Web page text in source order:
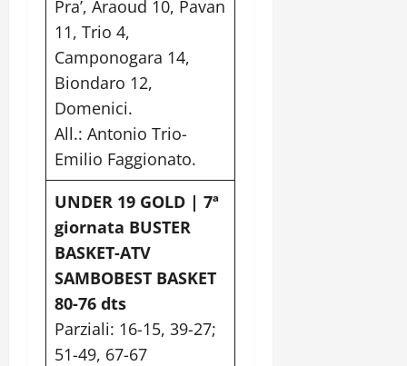
Pra’, Araoud 10, Pavan
11, Trio 4,
Camponogara 14,
Biondaro 12,
Domenici.
All.: Antonio Trio-
Emilio Faggionato.
UNDER 19 GOLD | 7ª
giornata BUSTER
BASKET-ATV
SAMBOBEST BASKET
80-76 dts
Parziali: 16-15, 39-27;
51-49, 67-67